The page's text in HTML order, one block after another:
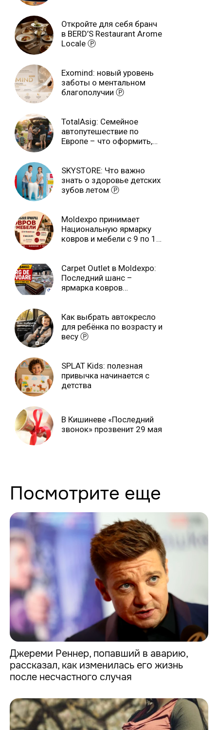
Откройте для себя бранч
в BERD’S Restaurant Arome
Locale Ⓟ
Exomind: новый уровень
заботы о ментальном
благополучии Ⓟ
TotalAsig: Семейное
автопутешествие по
Европе – что оформить,
SKYSTORE: Что важно
знать о здоровье детских
зубов летом Ⓟ
Moldexpo принимает
Национальную ярмарку
ковров и мебели с 9 по 14
Carpet Outlet в Moldexpo:
Последний шанс –
ярмарка ковров
Как выбрать автокресло
для ребёнка по возрасту и
весу Ⓟ
SPLAT Kids: полезная
привычка начинается с
детства
В Кишиневе «Последний
звонок» прозвенит 29 мая
Посмотрите еще
Джереми Реннер, попавший в аварию,
рассказал, как изменилась его жизнь
после несчастного случая